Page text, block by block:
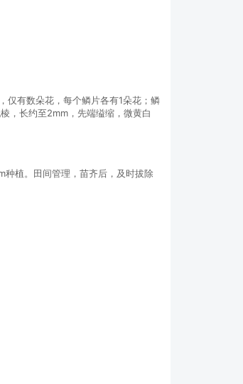
仅有数朵花，每个鳞片各有1朵花；鳞
，长约至2mm，先端缢缩，微黄白
植。田间管理，苗齐后，及时拔除